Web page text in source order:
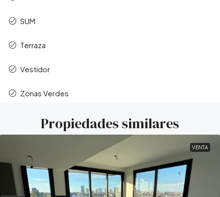
SUM
Terraza
Vestidor
Zonas Verdes
Propiedades similares
VENTA